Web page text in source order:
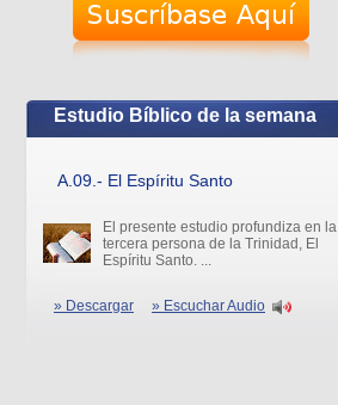
Estudio Bíblico de la semana
A.09.- El Espíritu Santo
El presente estudio profundiza en la
tercera persona de la Trinidad, El
Espíritu Santo. ...
» Descargar » Escuchar Audio